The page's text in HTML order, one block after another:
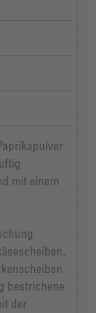
mit einem
bestrichene
der